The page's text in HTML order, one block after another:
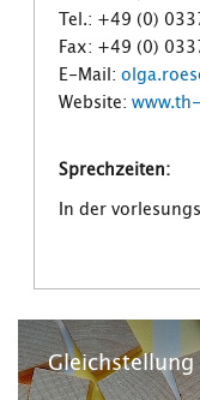
Tel.: +49 (0)
Fax: +49 (0)
E-Mail:
Website:
Sprechzeiten:
In der
Gleichstellung